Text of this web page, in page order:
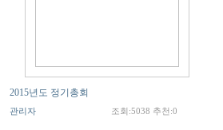
2015년도 정기총회
관리자 조회:5038 추천:0